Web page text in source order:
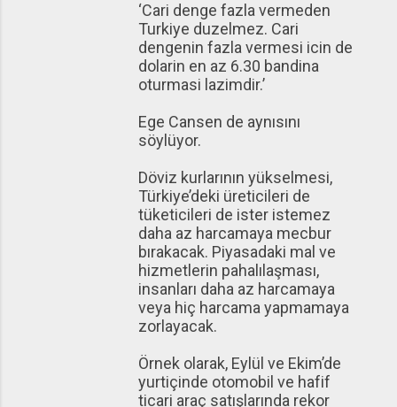
‘Cari denge fazla vermeden
Turkiye duzelmez. Cari
dengenin fazla vermesi icin de
dolarin en az 6.30 bandina
oturmasi lazimdir.’
Ege Cansen de aynısını
söylüyor.
Döviz kurlarının yükselmesi,
Türkiye’deki üreticileri de
tüketicileri de ister istemez
daha az harcamaya mecbur
bırakacak. Piyasadaki mal ve
hizmetlerin pahalılaşması,
insanları daha az harcamaya
veya hiç harcama yapmamaya
zorlayacak.
Örnek olarak, Eylül ve Ekim’de
yurtiçinde otomobil ve hafif
ticari araç satışlarında rekor